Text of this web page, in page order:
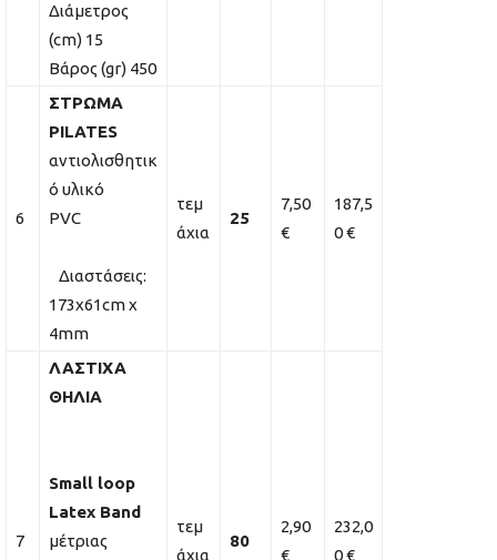
Διάμετρος
(cm) 15
Βάρος (gr) 450
6
ΣΤΡΩΜΑ
PILATES
αντιολισθητικ
ό υλικό
PVC
Διαστάσεις:
173x61cm x
4mm
τεμ
άχια
25
7,50
€
187,5
0 €
7
ΛΑΣΤΙΧΑ
ΘΗΛΙΑ
Small loop
Latex Band
μέτριας
τεμ
άχια
80
2,90
€
232,0
0 €